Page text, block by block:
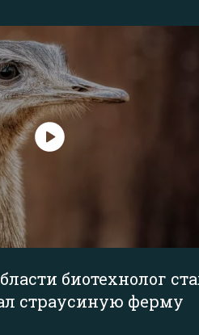
биотехнолог
страусиную ферму